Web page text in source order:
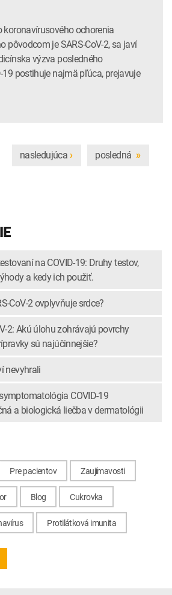
koronavírusového ochorenia
pôvodcom je SARS-CoV-2, sa javí
výzva posledného
19 postihuje najmä pľúca, prejavuje
nasledujúca › posledná »
na COVID-19: Druhy testov,
a kedy ich použiť.
CoV-2 ovplyvňuje srdce?
2: Akú úlohu zohrávajú povrchy
sú najúčinnejšie?
nevyhrali
COVID-19
a biologická liečba v dermatológii
Pre pacientov Zaujímavosti
Blog Cukrovka
Protilátková imunita